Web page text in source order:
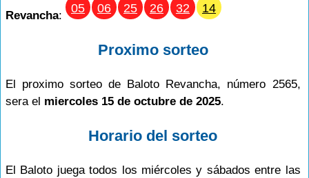
Revancha:
05 06 25 26 32 14
Proximo sorteo
El proximo sorteo de Baloto Revancha, número 2565,
sera el miercoles 15 de octubre de 2025.
Horario del sorteo
El Baloto juega todos los miércoles y sábados entre las